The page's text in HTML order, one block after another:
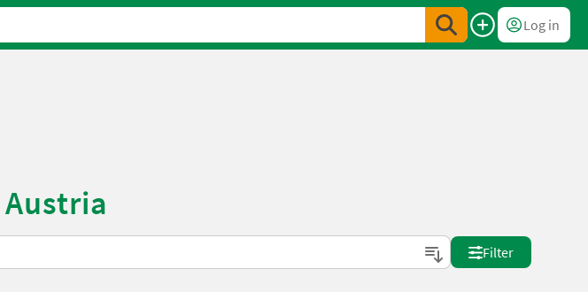
Log in
Filter